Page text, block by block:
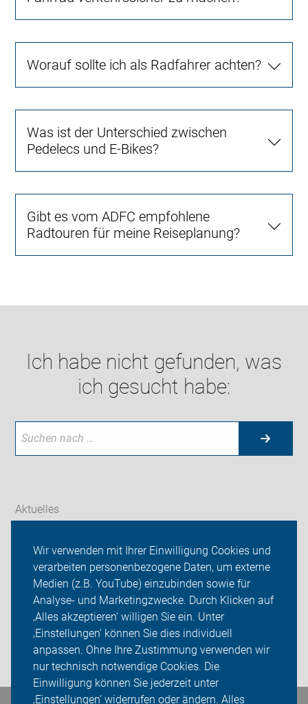
Wir verwenden mit Ihrer Einwilligung Cookies und
verarbeiten personenbezogene Daten, um externe
Medien (z.B. YouTube) einzubinden sowie für
Analyse- und Marketingzwecke. Durch Klicken auf
‚Alles akzeptieren‘ willigen Sie ein. Unter
‚Einstellungen‘ können Sie dies individuell
anpassen. Ohne Ihre Zustimmung verwenden wir
nur technisch notwendige Cookies. Die
Einwilligung können Sie jederzeit unter
‚Einstellungen‘ widerrufen oder ändern. Alles
Worauf sollte ich als Radfahrer achten?
Was ist der Unterschied zwischen
Pedelecs und E-Bikes?
Gibt es vom ADFC empfohlene
Radtouren für meine Reiseplanung?
Ich habe nicht gefunden, was
ich gesucht habe:
Aktuelles
ADFC Bergkamen
Sei dabei
Presse
Login